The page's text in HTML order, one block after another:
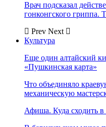
Врач подсказал
гонконгского гриппа.
Prev Next
Культура
Еще один алтайский
«Пушкинская карта»
Что объединяло
механическую
Афиша. Куда сходить в